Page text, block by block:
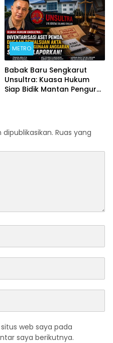
METRO
Babak Baru Sengkarut
Unsultra: Kuasa Hukum
Siap Bidik Mantan Pengurus
Ruas yang
web saya pada
saya berikutnya.